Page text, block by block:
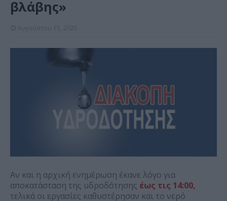
βλάβης»
Αν και η αρχική ενημέρωση έκανε λόγο για
αποκατάσταση της υδροδότησης έως τις 14:00,
τελικά οι εργασίες καθυστέρησαν και το νερό